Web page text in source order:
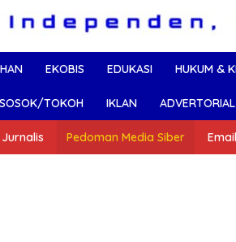
EKOBIS EDUKASI HUKUM &
SOSOK/TOKOH IKLAN ADVERTORIAL
Jurnalis Pedoman Media Siber Email